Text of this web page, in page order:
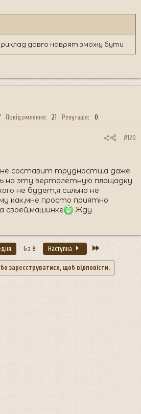
довго наврят зможу бути
Повідомлення 21 Репутація 0
#120
не составит трудности,а даже
на эту верталётную площадку
не будет,я сильно не
как,мне просто приятно
своей,машинке
Жду
6 з 8 Наступна
зареєструватися, щоб відповісти.